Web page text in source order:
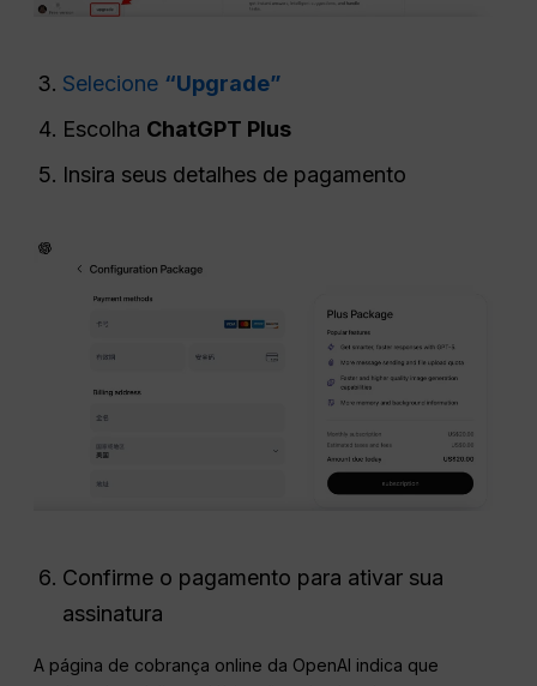
Selecione “Upgrade”
Escolha ChatGPT Plus
Insira seus detalhes de pagamento
Confirme o pagamento para ativar sua
assinatura
A página de cobrança online da OpenAI indica que